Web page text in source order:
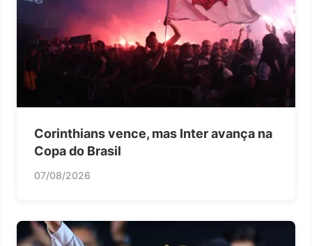
Corinthians vence, mas Inter avança na
Copa do Brasil
07/08/2026